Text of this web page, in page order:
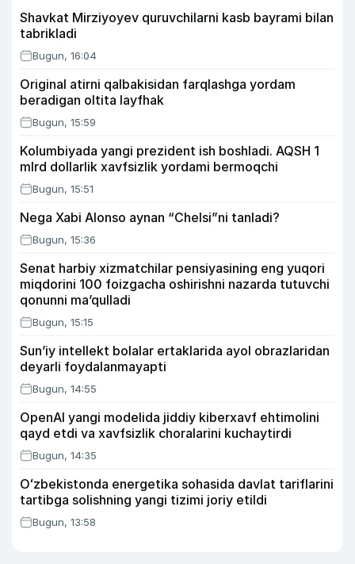
Shavkat Mirziyoyev quruvchilarni kasb bayrami bilan
tabrikladi
Bugun, 16:04
Original atirni qalbakisidan farqlashga yordam
beradigan oltita layfhak
Bugun, 15:59
Kolumbiyada yangi prezident ish boshladi. AQSH 1
mlrd dollarlik xavfsizlik yordami bermoqchi
Bugun, 15:51
Nega Xabi Alonso aynan “Chelsi”ni tanladi?
Bugun, 15:36
Senat harbiy xizmatchilar pensiyasining eng yuqori
miqdorini 100 foizgacha oshirishni nazarda tutuvchi
qonunni ma’qulladi
Bugun, 15:15
Sun’iy intellekt bolalar ertaklarida ayol obrazlaridan
deyarli foydalanmayapti
Bugun, 14:55
OpenAI yangi modelida jiddiy kiberxavf ehtimolini
qayd etdi va xavfsizlik choralarini kuchaytirdi
Bugun, 14:35
Oʻzbekistonda energetika sohasida davlat tariflarini
tartibga solishning yangi tizimi joriy etildi
Bugun, 13:58